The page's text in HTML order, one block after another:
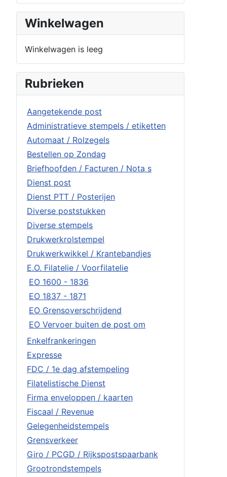
Winkelwagen
Winkelwagen is leeg
Rubrieken
Aangetekende post
Administratieve stempels / etiketten
Automaat / Rolzegels
Bestellen op Zondag
Briefhoofden / Facturen / Nota s
Dienst post
Dienst PTT / Posterijen
Diverse poststukken
Diverse stempels
Drukwerkrolstempel
Drukwerkwikkel / Krantebandjes
E.O. Filatelie / Voorfilatelie
EO 1600 - 1836
EO 1837 - 1871
EO Grensoverschrijdend
EO Vervoer buiten de post om
Enkelfrankeringen
Expresse
FDC / 1e dag afstempeling
Filatelistische Dienst
Firma enveloppen / kaarten
Fiscaal / Revenue
Gelegenheidstempels
Grensverkeer
Giro / PCGD / Rijkspostspaarbank
Grootrondstempels